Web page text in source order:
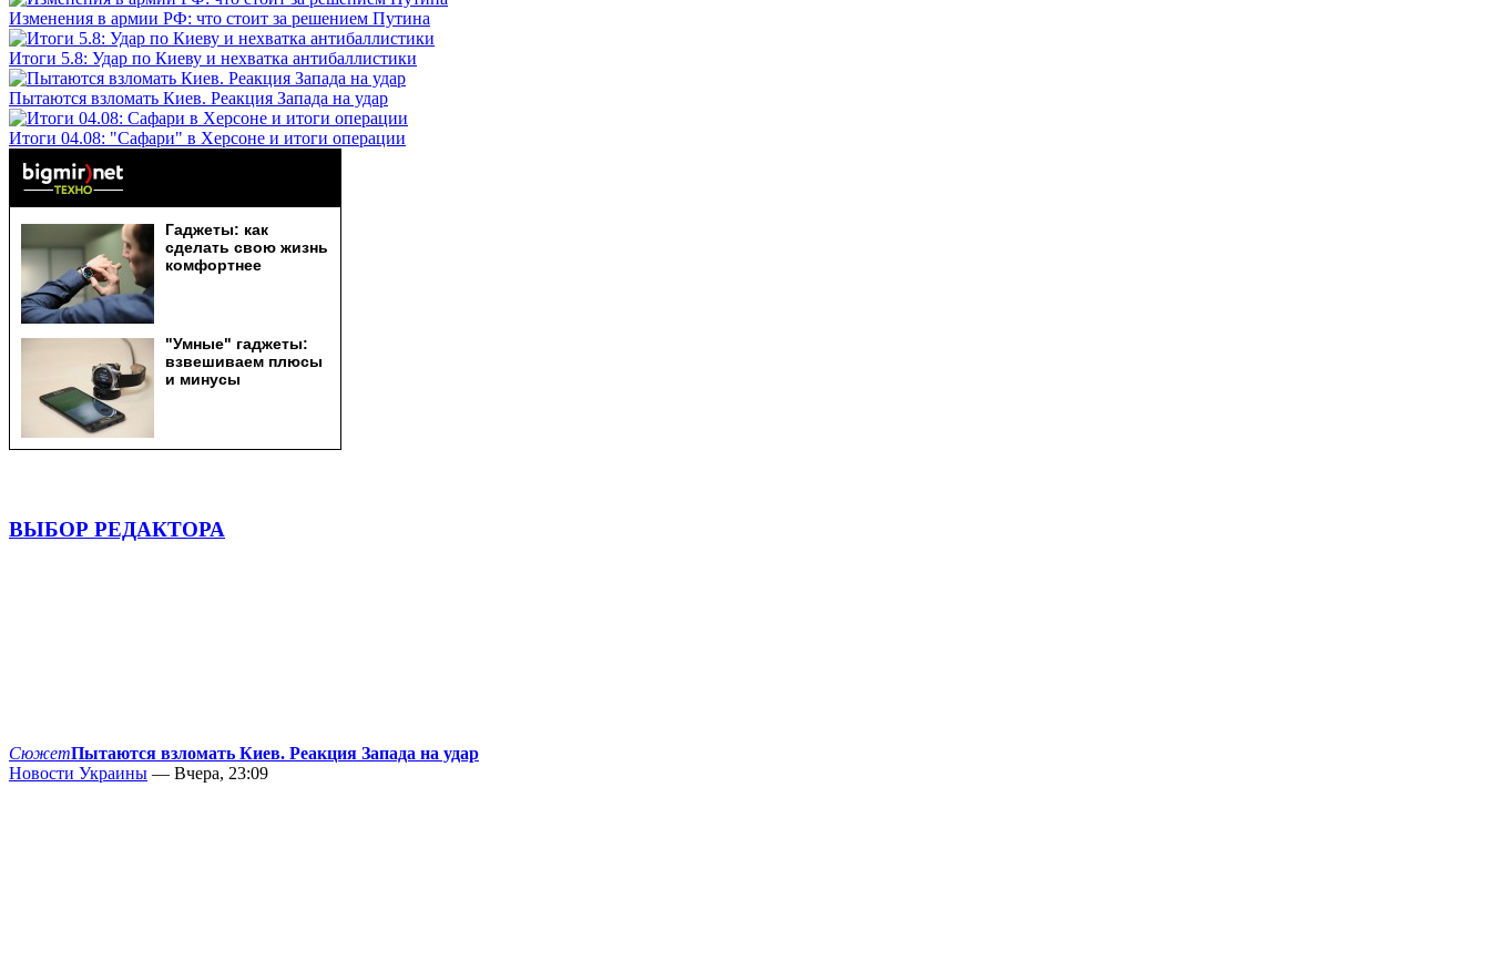
Изменения в армии РФ: что стоит за решением Путина
Итоги 5.8: Удар по Киеву и нехватка антибаллистики
Пытаются взломать Киев. Реакция Запада на удар
Итоги 04.08: "Сафари" в Херсоне и итоги операции
ВЫБОР РЕДАКТОРА
СюжетПытаются взломать Киев. Реакция Запада на удар
Новости Украины — Вчера, 23:09